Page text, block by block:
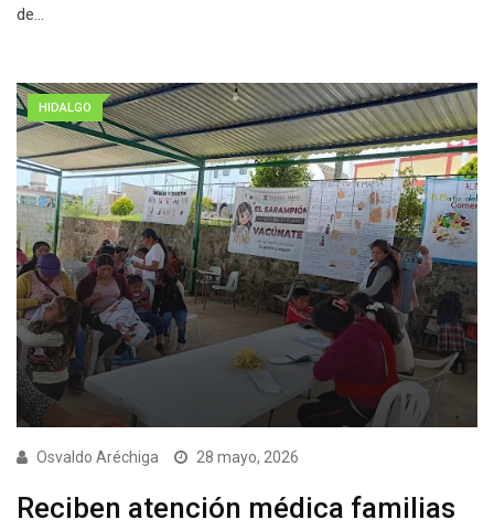
de…
HIDALGO
Osvaldo Aréchiga 28 mayo, 2026
Reciben atención médica familias